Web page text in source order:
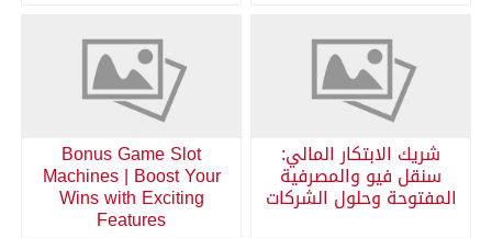
شريك الابتكار المالي:
سنقل فيو والمصرفية
المفتوحة وحلول الشركات
Bonus Game Slot
Machines | Boost Your
Wins with Exciting
Features